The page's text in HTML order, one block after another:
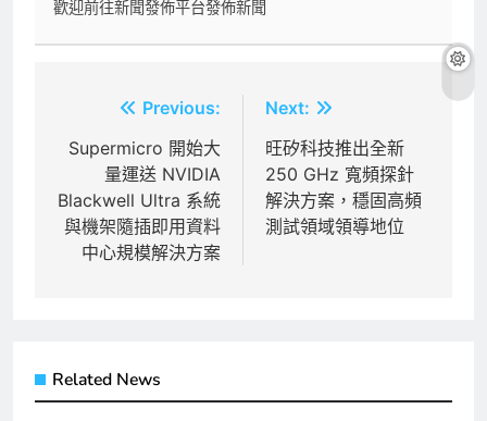
歡迎前往新聞發佈平台發佈新聞
章
導
覽
Previous:
Supermicro 開始大
量運送 NVIDIA
Blackwell Ultra 系統
與機架隨插即用資料
中心規模解決方案
Next:
旺矽科技推出全新
250 GHz 寬頻探針
解決方案，穩固高頻
測試領域領導地位
Related News